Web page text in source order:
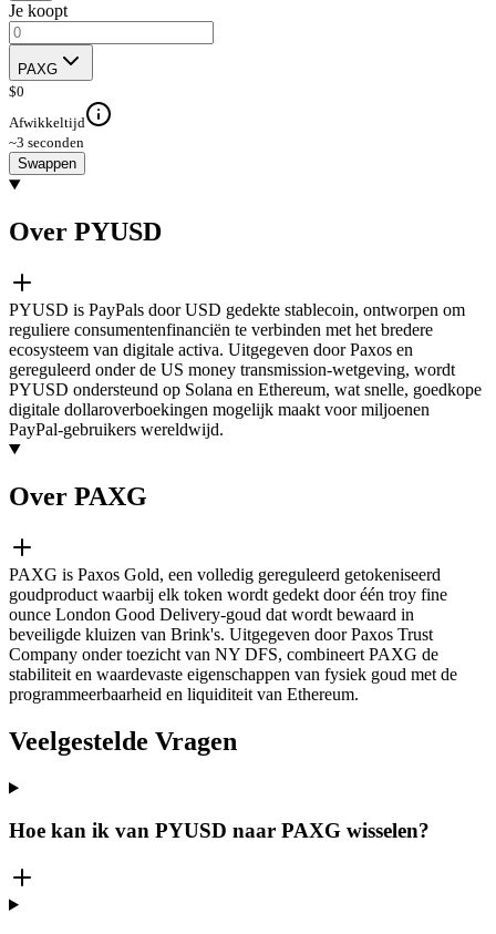
Je koopt
PAXG
$0
Afwikkeltijd
~3 seconden
Swappen
Over PYUSD
PYUSD is PayPals door USD gedekte stablecoin, ontworpen om
reguliere consumentenfinanciën te verbinden met het bredere
ecosysteem van digitale activa. Uitgegeven door Paxos en
gereguleerd onder de US money transmission-wetgeving, wordt
PYUSD ondersteund op Solana en Ethereum, wat snelle, goedkope
digitale dollaroverboekingen mogelijk maakt voor miljoenen
PayPal-gebruikers wereldwijd.
Over PAXG
PAXG is Paxos Gold, een volledig gereguleerd getokeniseerd
goudproduct waarbij elk token wordt gedekt door één troy fine
ounce London Good Delivery-goud dat wordt bewaard in
beveiligde kluizen van Brink's. Uitgegeven door Paxos Trust
Company onder toezicht van NY DFS, combineert PAXG de
stabiliteit en waardevaste eigenschappen van fysiek goud met de
programmeerbaarheid en liquiditeit van Ethereum.
Veelgestelde Vragen
Hoe kan ik van PYUSD naar PAXG wisselen?